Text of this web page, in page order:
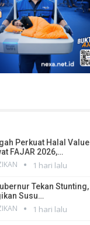
Perkuat Halal Value
FAJAR 2026,…
1 hari lalu
Tekan Stunting,
Susu…
1 hari lalu